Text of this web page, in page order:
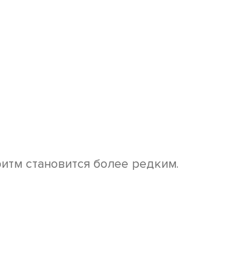
становится более редким.